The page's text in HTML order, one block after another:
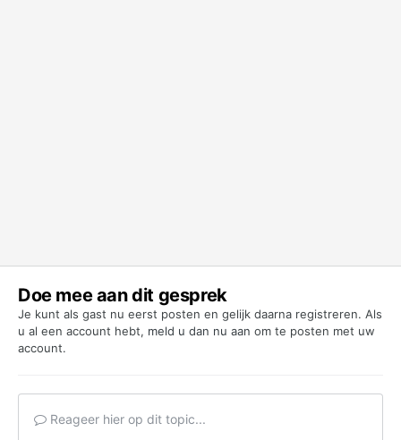
Doe mee aan dit gesprek
Je kunt als gast nu eerst posten en gelijk daarna registreren. Als
u al een account hebt, meld u dan nu aan om te posten met uw
account.
Reageer hier op dit topic...